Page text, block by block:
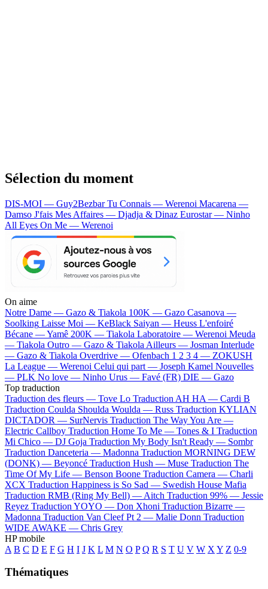
Sélection du moment
DIS-MOI — Guy2BezbarTu Connais — Werenoi Macarena —
Damso J'fais Mes Affaires — Djadja & Dinaz Eurostar — Ninho
All Eyes On Me — Werenoi
On aime
Notre Dame — Gazo & Tiakola 100K — Gazo Casanova —
Soolking Laisse Moi — KeBlack Saiyan — Heuss L'enfoiré
Bécane —Yamê 200K — Tiakola Laboratoire — Werenoi Meuda
— Tiakola Outro — Gazo & Tiakola Ailleurs — Josman Interlude
— Gazo & Tiakola Overdrive — Ofenbach 1 2 3 4 — ZOKUSH
La League — Werenoi Celui qui part — Joseph Kamel Nouvelles
— PLK No love — Ninho Urus — Favé (FR) DIE — Gazo
Top traduction
Traduction des fleurs — Tove Lo Traduction AH HA — Cardi B
Traduction Coulda Shoulda Woulda — Russ Traduction KYLIAN
DICTADOR — SurNervis Traduction The Way You Are —
Electric Callboy Traduction Home To Me — Tones & I Traduction
Mi Chico — DJ Goja Traduction My Body Isn't Ready — Sombr
Traduction Danceteria — Madonna Traduction MORNING DEW
(DONK) — Beyoncé Traduction Hush — Muse Traduction The
Time Of My Life — Benson Boone Traduction Camera — Charli
XCX Traduction Happiness is So Sad — Swedish House Mafia
Traduction RMB (Ring My Bell) — Aitch Traduction 99% — Jessie
Reyez Traduction YOYO — Don Xhoni Traduction Bizarre —
Madonna Traduction Van Cleef Pt 2 — Malie Donn Traduction
WIDE AWAKE — Chris Grey
HP mobile
A B C D E F G H I J K L M N O P Q R S T U V W X Y Z 0-9
Thématiques